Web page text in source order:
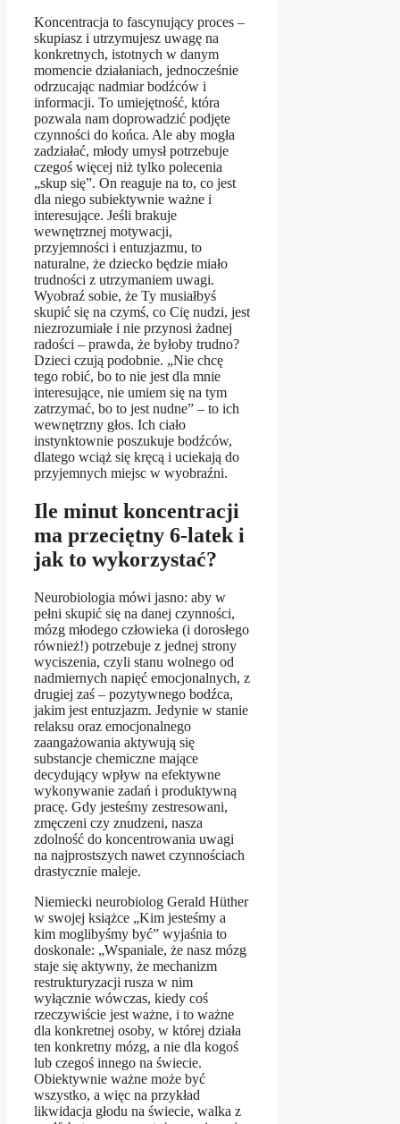
Koncentracja to fascynujący proces –
skupiasz i utrzymujesz uwagę na
konkretnych, istotnych w danym
momencie działaniach, jednocześnie
odrzucając nadmiar bodźców i
informacji. To umiejętność, która
pozwala nam doprowadzić podjęte
czynności do końca. Ale aby mogła
zadziałać, młody umysł potrzebuje
czegoś więcej niż tylko polecenia
„skup się”. On reaguje na to, co jest
dla niego subiektywnie ważne i
interesujące. Jeśli brakuje
wewnętrznej motywacji,
przyjemności i entuzjazmu, to
naturalne, że dziecko będzie miało
trudności z utrzymaniem uwagi.
Wyobraź sobie, że Ty musiałbyś
skupić się na czymś, co Cię nudzi, jest
niezrozumiałe i nie przynosi żadnej
radości – prawda, że byłoby trudno?
Dzieci czują podobnie. „Nie chcę
tego robić, bo to nie jest dla mnie
interesujące, nie umiem się na tym
zatrzymać, bo to jest nudne” – to ich
wewnętrzny głos. Ich ciało
instynktownie poszukuje bodźców,
dlatego wciąż się kręcą i uciekają do
przyjemnych miejsc w wyobraźni.
Ile minut koncentracji
ma przeciętny 6-latek i
jak to wykorzystać?
Neurobiologia mówi jasno: aby w
pełni skupić się na danej czynności,
mózg młodego człowieka (i dorosłego
również!) potrzebuje z jednej strony
wyciszenia, czyli stanu wolnego od
nadmiernych napięć emocjonalnych, z
drugiej zaś – pozytywnego bodźca,
jakim jest entuzjazm. Jedynie w stanie
relaksu oraz emocjonalnego
zaangażowania aktywują się
substancje chemiczne mające
decydujący wpływ na efektywne
wykonywanie zadań i produktywną
pracę. Gdy jesteśmy zestresowani,
zmęczeni czy znudzeni, nasza
zdolność do koncentrowania uwagi
na najprostszych nawet czynnościach
drastycznie maleje.
Niemiecki neurobiolog Gerald Hüther
w swojej książce „Kim jesteśmy a
kim moglibyśmy być” wyjaśnia to
doskonale: „Wspaniale, że nasz mózg
staje się aktywny, że mechanizm
restrukturyzacji rusza w nim
wyłącznie wówczas, kiedy coś
rzeczywiście jest ważne, i to ważne
dla konkretnej osoby, w której działa
ten konkretny mózg, a nie dla kogoś
lub czegoś innego na świecie.
Obiektywnie ważne może być
wszystko, a więc na przykład
likwidacja głodu na świecie, walka z